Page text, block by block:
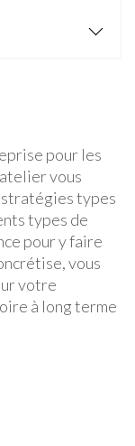
pour les
vous
types
types de
pour y faire
vous
votre
à long terme